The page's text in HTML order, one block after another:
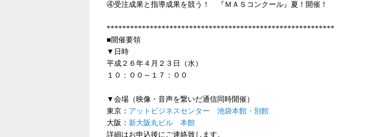
④受注成果と指導成果を競う！ 『ＭＡＳコンクール』夏！開催！
**********************************************************
■開催要領
▼日時
平成２６年４月２３日（水）
１０：００～１７：００
▼会場（映像・音声を繋いだ通信同時開催）
東京： アットビジネスセンター 池袋本館・別館
大阪： 新大阪丸ビル 本館
詳細はお申込後にご連絡致します。